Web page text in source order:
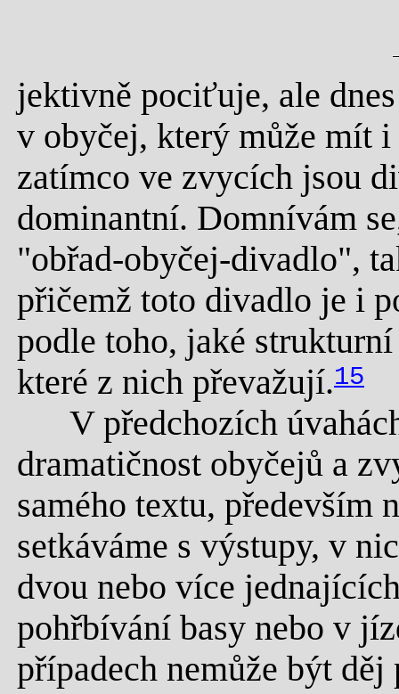
jektivně pociťuje, ale
v obyčej, který může mít
zatímco ve zvycích jsou
dominantní. Domnívám
"obřad-obyčej-divadlo",
přičemž toto divadlo je i
podle toho, jaké
které z nich převažují.15
V předchozích
dramatičnost obyčejů a
samého textu, především
setkáváme s výstupy, v
dvou nebo více
pohřbívání basy nebo v
případech nemůže být